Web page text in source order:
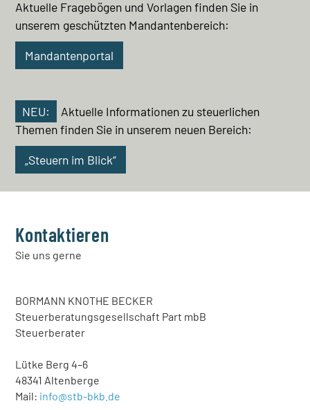
Aktuelle Fragebögen und Vorlagen finden Sie in
unserem geschützten Mandantenbereich:
Mandantenportal
NEU:
Aktuelle Informationen zu steuerlichen
Themen finden Sie in unserem neuen Bereich:
„Steuern im Blick“
Kontaktieren
Sie uns gerne
BORMANN KNOTHE BECKER
Steuerberatungsgesellschaft Part mbB
Steuerberater
Lütke Berg 4–6
48341 Altenberge
Mail: info@stb-bkb.de